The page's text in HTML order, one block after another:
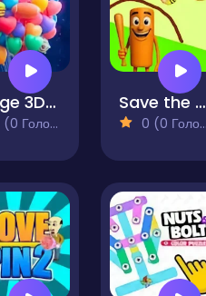
Merge 3D - Match 3 Balloons
Голосів)
Save the Brainrot
0 (0 Голосів)